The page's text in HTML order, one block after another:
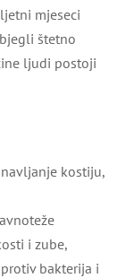
ISTRAŽIVANJA
PRODAJA
mjeseci
štetno
ljudi postoji
kostiju,
i zube,
bakterija i